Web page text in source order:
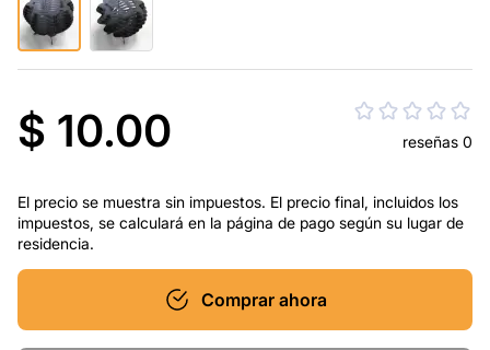
$ 10.00 reseñas 0
El precio se muestra sin impuestos. El precio final, incluidos los
impuestos, se calculará en la página de pago según su lugar de
residencia.
Comprar ahora